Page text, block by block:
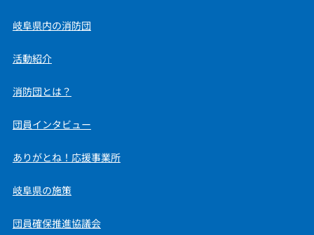
岐阜県内の消防団
活動紹介
消防団とは？
団員インタビュー
ありがとね！応援事業所
岐阜県の施策
団員確保推進協議会